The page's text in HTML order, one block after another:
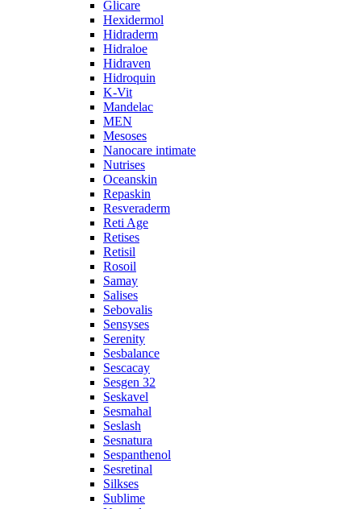
Glicare
Hexidermol
Hidraderm
Hidraloe
Hidraven
Hidroquin
K-Vit
Mandelac
MEN
Mesoses
Nanocare intimate
Nutrises
Oceanskin
Repaskin
Resveraderm
Reti Age
Retises
Retisil
Rosoil
Samay
Salises
Sebovalis
Sensyses
Serenity
Sesbalance
Sescacay
Sesgen 32
Seskavel
Sesmahal
Seslash
Sesnatura
Sespanthenol
Sesretinal
Silkses
Sublime